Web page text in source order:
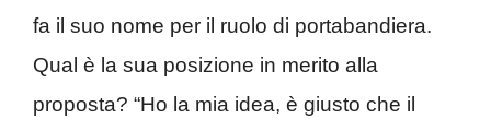
fa il suo nome per il ruolo di portabandiera.
Qual è la sua posizione in merito alla
proposta? “Ho la mia idea, è giusto che il